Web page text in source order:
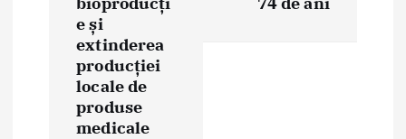
e și
extinderea
producției
locale de
produse
medicale